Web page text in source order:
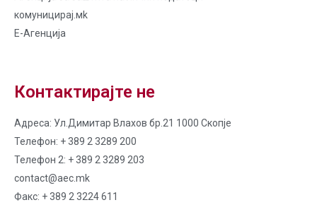
комуницирај.мk
Е-Агенција
Контактирајте не
Адреса: Ул.Димитар Влахов бр.21 1000 Скопје
Телефон: + 389 2 3289 200
Телефон 2: + 389 2 3289 203
contact@aec.mk
Факс: + 389 2 3224 611